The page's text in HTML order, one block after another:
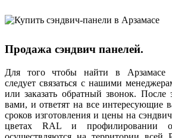
Продажа сэндвич панелей.
Для того чтобы найти в Арзамасе
следует связаться с нашими
или заказать обратный звонок. После
вами, и ответят на все интересующие
сроков изготовления и цены на
цветах RAL и профилировании